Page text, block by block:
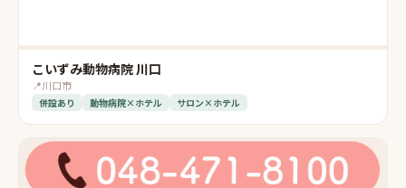
こいずみ動物病院 川口
📍川口市
併設あり 動物病院×ホテル サロン×ホテル